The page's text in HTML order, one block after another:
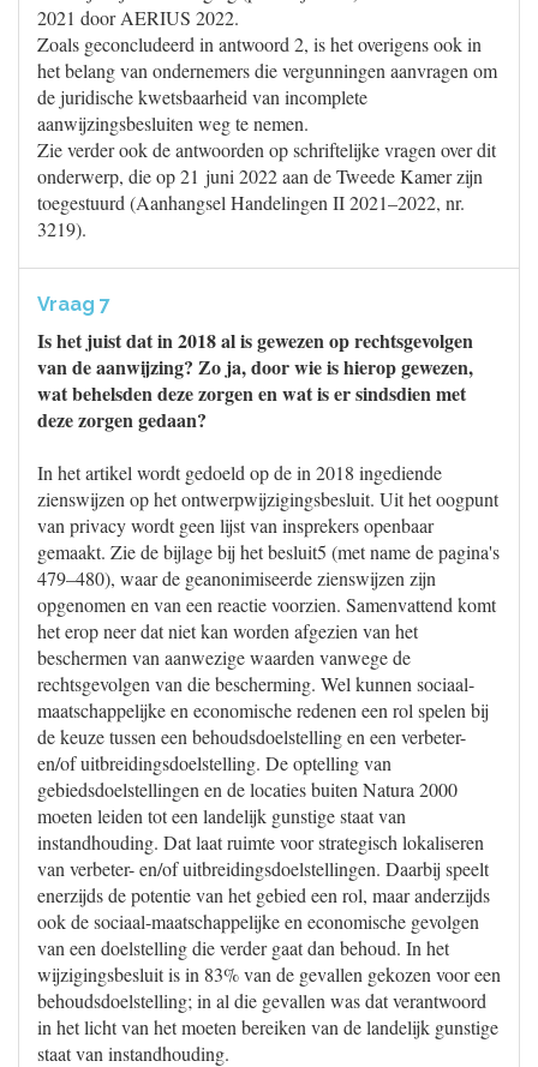
2021 door AERIUS 2022.
Zoals geconcludeerd in antwoord 2, is het overigens ook in
het belang van ondernemers die vergunningen aanvragen om
de juridische kwetsbaarheid van incomplete
aanwijzingsbesluiten weg te nemen.
Zie verder ook de antwoorden op schriftelijke vragen over dit
onderwerp, die op 21 juni 2022 aan de Tweede Kamer zijn
toegestuurd (Aanhangsel Handelingen II 2021–2022, nr.
3219).
Vraag 7
Is het juist dat in 2018 al is gewezen op rechtsgevolgen
van de aanwijzing? Zo ja, door wie is hierop gewezen,
wat behelsden deze zorgen en wat is er sindsdien met
deze zorgen gedaan?
In het artikel wordt gedoeld op de in 2018 ingediende
zienswijzen op het ontwerpwijzigingsbesluit. Uit het oogpunt
van privacy wordt geen lijst van insprekers openbaar
gemaakt. Zie de bijlage bij het besluit5 (met name de pagina's
479–480), waar de geanonimiseerde zienswijzen zijn
opgenomen en van een reactie voorzien. Samenvattend komt
het erop neer dat niet kan worden afgezien van het
beschermen van aanwezige waarden vanwege de
rechtsgevolgen van die bescherming. Wel kunnen sociaal-
maatschappelijke en economische redenen een rol spelen bij
de keuze tussen een behoudsdoelstelling en een verbeter-
en/of uitbreidingsdoelstelling. De optelling van
gebiedsdoelstellingen en de locaties buiten Natura 2000
moeten leiden tot een landelijk gunstige staat van
instandhouding. Dat laat ruimte voor strategisch lokaliseren
van verbeter- en/of uitbreidingsdoelstellingen. Daarbij speelt
enerzijds de potentie van het gebied een rol, maar anderzijds
ook de sociaal-maatschappelijke en economische gevolgen
van een doelstelling die verder gaat dan behoud. In het
wijzigingsbesluit is in 83% van de gevallen gekozen voor een
behoudsdoelstelling; in al die gevallen was dat verantwoord
in het licht van het moeten bereiken van de landelijk gunstige
staat van instandhouding.